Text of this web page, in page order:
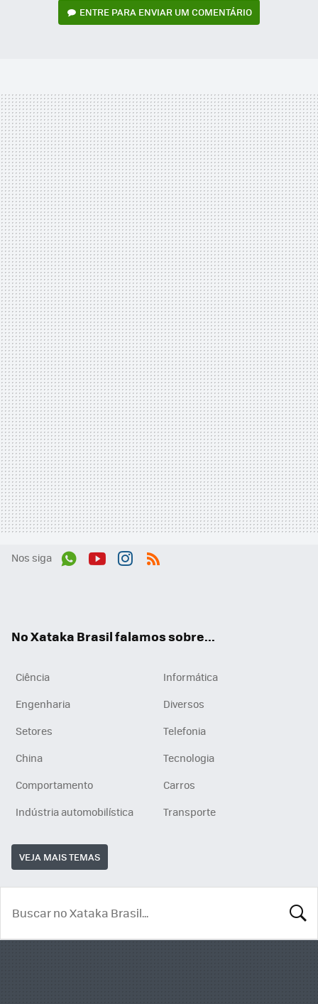
ENTRE PARA ENVIAR UM COMENTÁRIO
Nos siga
No Xataka Brasil falamos sobre...
Ciência
Informática
Engenharia
Diversos
Setores
Telefonia
China
Tecnologia
Comportamento
Carros
Indústria automobilística
Transporte
VEJA MAIS TEMAS